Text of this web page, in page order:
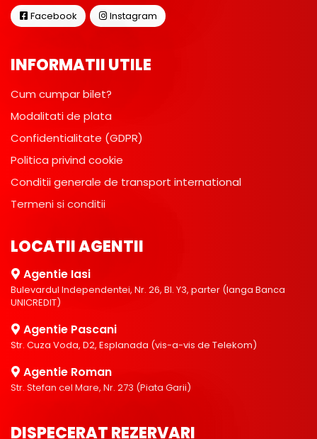
Facebook Instagram
INFORMATII UTILE
Cum cumpar bilet?
Modalitati de plata
Confidentialitate (GDPR)
Politica privind cookie
Conditii generale de transport international
Termeni si conditii
LOCATII AGENTII
Agentie Iasi
Bulevardul Independentei, Nr. 26, Bl. Y3, parter (langa Banca
UNICREDIT)
Agentie Pascani
Str. Cuza Voda, D2, Esplanada (vis-a-vis de Telekom)
Agentie Roman
Str. Stefan cel Mare, Nr. 273 (Piata Garii)
DISPECERAT REZERVARI